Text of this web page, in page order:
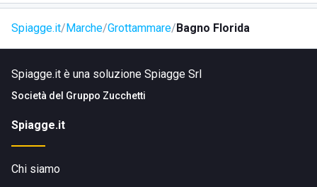
Spiagge.it Marche Grottammare Bagno Florida
Spiagge.it è una soluzione Spiagge Srl
Società del Gruppo Zucchetti
Spiagge.it
Chi siamo